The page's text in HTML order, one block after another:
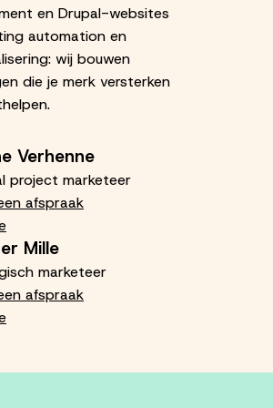
en Drupal-websites
automation en
wij bouwen
die je merk versterken
Verhenne
project marketeer
afspraak
Mille
marketeer
afspraak